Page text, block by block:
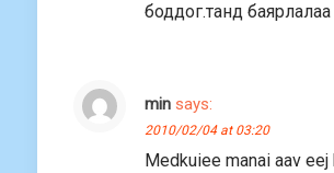
боддог.танд баярлалаа
min says:
2010/02/04 at 03:20
Medkuiee manai aav eej